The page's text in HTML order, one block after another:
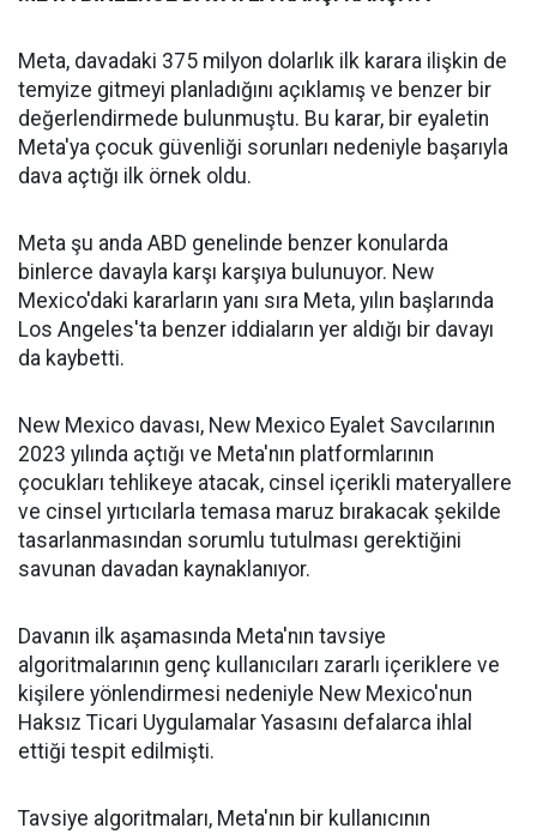
Meta, davadaki 375 milyon dolarlık ilk karara ilişkin de
temyize gitmeyi planladığını açıklamış ve benzer bir
değerlendirmede bulunmuştu. Bu karar, bir eyaletin
Meta'ya çocuk güvenliği sorunları nedeniyle başarıyla
dava açtığı ilk örnek oldu.
Meta şu anda ABD genelinde benzer konularda
binlerce davayla karşı karşıya bulunuyor. New
Mexico'daki kararların yanı sıra Meta, yılın başlarında
Los Angeles'ta benzer iddiaların yer aldığı bir davayı
da kaybetti.
New Mexico davası, New Mexico Eyalet Savcılarının
2023 yılında açtığı ve Meta'nın platformlarının
çocukları tehlikeye atacak, cinsel içerikli materyallere
ve cinsel yırtıcılarla temasa maruz bırakacak şekilde
tasarlanmasından sorumlu tutulması gerektiğini
savunan davadan kaynaklanıyor.
Davanın ilk aşamasında Meta'nın tavsiye
algoritmalarının genç kullanıcıları zararlı içeriklere ve
kişilere yönlendirmesi nedeniyle New Mexico'nun
Haksız Ticari Uygulamalar Yasasını defalarca ihlal
ettiği tespit edilmişti.
Tavsiye algoritmaları, Meta'nın bir kullanıcının